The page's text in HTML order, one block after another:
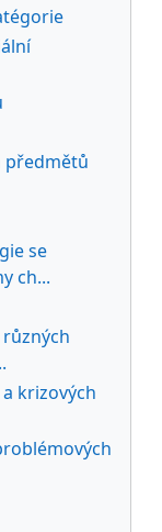
předmětů
se
ch...
krizových